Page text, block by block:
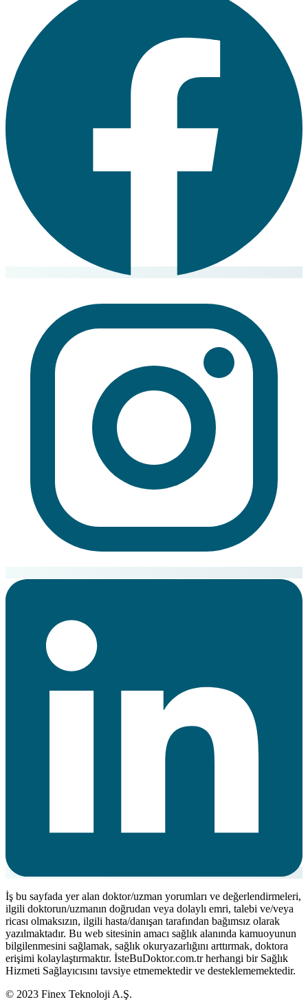
İş bu sayfada yer alan doktor/uzman yorumları ve değerlendirmeleri,
ilgili doktorun/uzmanın doğrudan veya dolaylı emri, talebi ve/veya
ricası olmaksızın, ilgili hasta/danışan tarafından bağımsız olarak
yazılmaktadır. Bu web sitesinin amacı sağlık alanında kamuoyunun
bilgilenmesini sağlamak, sağlık okuryazarlığını arttırmak, doktora
erişimi kolaylaştırmaktır. İsteBuDoktor.com.tr herhangi bir Sağlık
Hizmeti Sağlayıcısını tavsiye etmemektedir ve desteklememektedir.
© 2023 Finex Teknoloji A.Ş.